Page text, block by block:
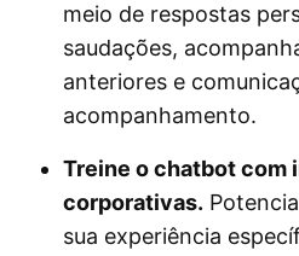
meio de respostas
saudações,
anteriores e
acompanhamento.
Treine o chatbot com
corporativas.
sua experiência